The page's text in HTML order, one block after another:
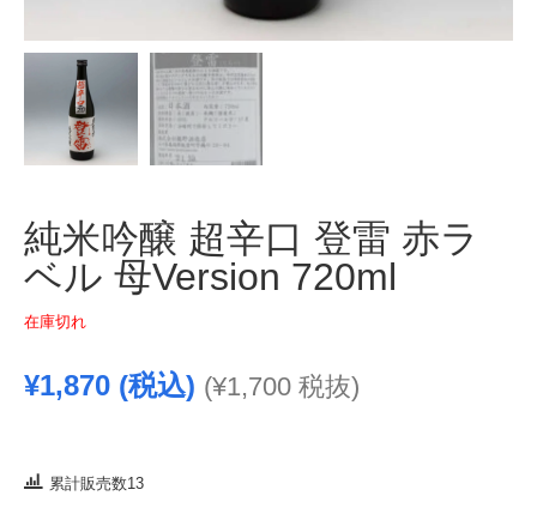
純米吟醸 超辛口 登雷 赤ラ
ベル 母Version 720ml
在庫切れ
¥1,870 (税込) (¥1,700 税抜)
累計販売数13